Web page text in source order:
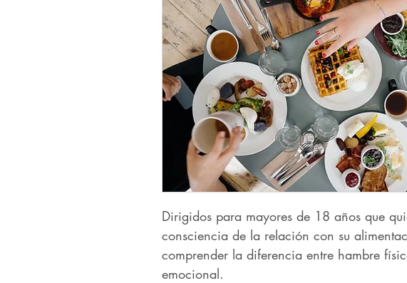
Dirigidos para mayores de 18 años que
consciencia de la relación con su
comprender la diferencia entre hambre
emocional.